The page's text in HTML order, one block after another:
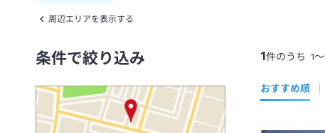
周辺エリアを表示する
条件で絞り込み 1件のうち 1～
おすすめ順